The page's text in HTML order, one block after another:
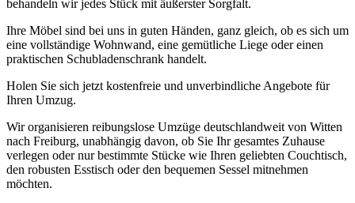
behandeln wir jedes Stück mit äußerster Sorgfalt.
Ihre Möbel sind bei uns in guten Händen, ganz gleich, ob es sich um
eine vollständige Wohnwand, eine gemütliche Liege oder einen
praktischen Schubladenschrank handelt.
Holen Sie sich jetzt kostenfreie und unverbindliche Angebote für
Ihren Umzug.
Wir organisieren reibungslose Umzüge deutschlandweit von Witten
nach Freiburg, unabhängig davon, ob Sie Ihr gesamtes Zuhause
verlegen oder nur bestimmte Stücke wie Ihren geliebten Couchtisch,
den robusten Esstisch oder den bequemen Sessel mitnehmen
möchten.